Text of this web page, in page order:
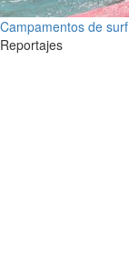
Campamentos de
Reportajes